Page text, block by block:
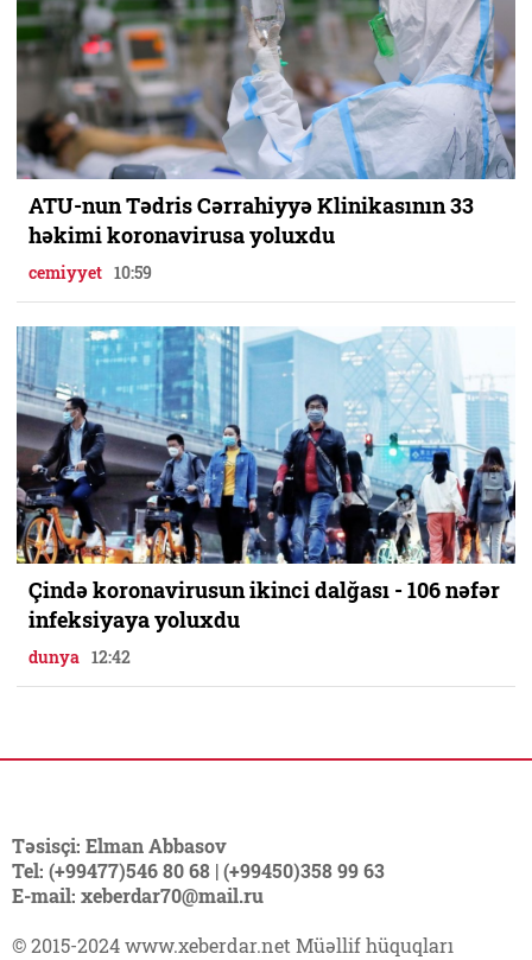
ATU-nun Tədris Cərrahiyyə Klinikasının 33
həkimi koronavirusa yoluxdu
cemiyyet 10:59
Çində koronavirusun ikinci dalğası - 106 nəfər
infeksiyaya yoluxdu
dunya 12:42
Təsisçi: Elman Abbasov
Tel: (+99477)546 80 68 | (+99450)358 99 63
E-mail: xeberdar70@mail.ru
© 2015-2024 www.xeberdar.net Müəllif hüquqları